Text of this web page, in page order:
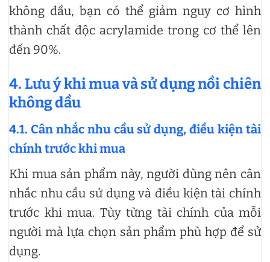
không dầu, bạn có thể giảm nguy cơ hình
thành chất độc acrylamide trong cơ thể lên
đến 90%.
4. Lưu ý khi mua và sử dụng nồi chiên
không dầu
4.1. Cân nhắc nhu cầu sử dụng, điều kiện tài
chính trước khi mua
Khi mua sản phẩm này, người dùng nên cân
nhắc nhu cầu sử dụng và điều kiện tài chính
trước khi mua. Tùy từng tài chính của mỗi
người mà lựa chọn sản phẩm phù hợp để sử
dụng.